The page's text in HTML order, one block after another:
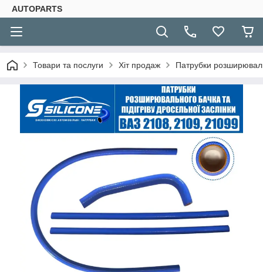
AUTOPARTS
Товари та послуги Хіт продаж Патрубки